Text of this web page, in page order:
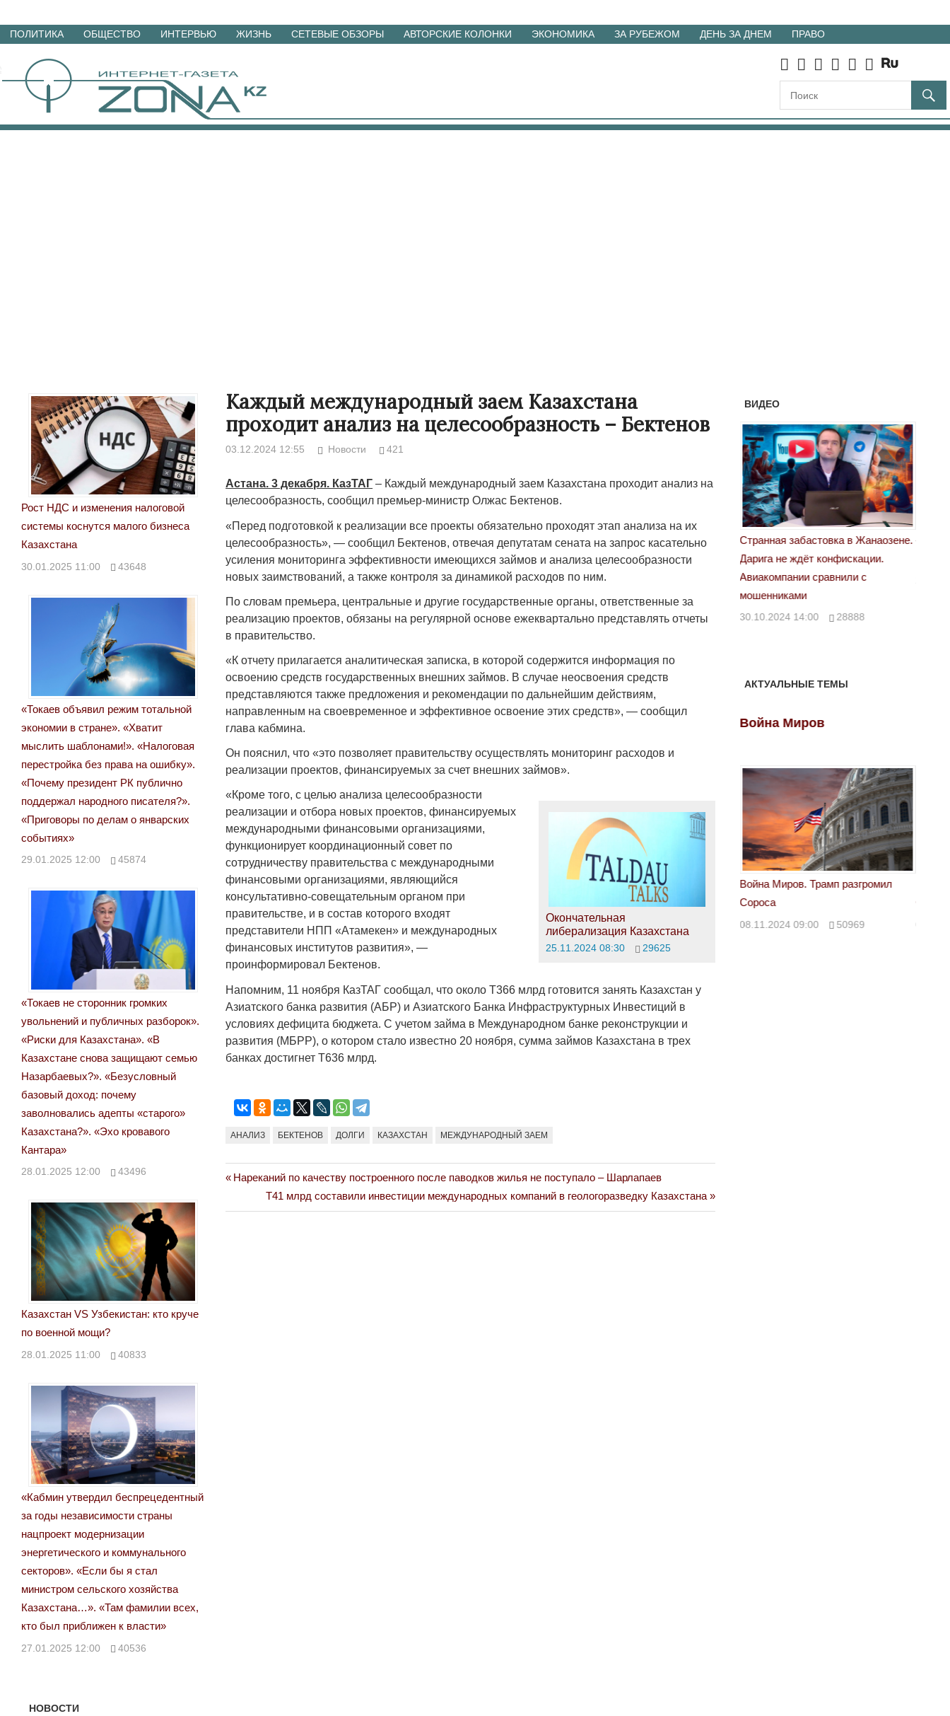
Перейти
материалам
ПОЛИТИКА ОБЩЕСТВО ИНТЕРВЬЮ ЖИЗНЬ СЕТЕВЫЕ ОБЗОРЫ АВТОРСКИЕ КОЛОНКИ ЭКОНОМИКА ЗА РУБЕЖОМ ДЕНЬ ЗА ДНЕМ ПРАВО
Каждый международный заем Казахстана
проходит анализ на целесообразность – Бектенов
03.12.2024 12:55 Новости 421
Астана. 3 декабря. КазТАГ – Каждый международный заем Казахстана проходит анализ на
целесообразность, сообщил премьер-министр Олжас Бектенов.
«Перед подготовкой к реализации все проекты обязательно проходят этап анализа на их
целесообразность», — сообщил Бектенов, отвечая депутатам сената на запрос касательно
усиления мониторинга эффективности имеющихся займов и анализа целесообразности
новых заимствований, а также контроля за динамикой расходов по ним.
По словам премьера, центральные и другие государственные органы, ответственные за
реализацию проектов, обязаны на регулярной основе ежеквартально представлять отчеты
в правительство.
«К отчету прилагается аналитическая записка, в которой содержится информация по
освоению средств государственных внешних займов. В случае неосвоения средств
представляются также предложения и рекомендации по дальнейшим действиям,
направленным на своевременное и эффективное освоение этих средств», — сообщил
глава кабмина.
Он пояснил, что «это позволяет правительству осуществлять мониторинг расходов и
реализации проектов, финансируемых за счет внешних займов».
Окончательная
либерализация Казахстана
25.11.2024 08:30 29625
«Кроме того, с целью анализа целесообразности
реализации и отбора новых проектов, финансируемых
международными финансовыми организациями,
функционирует координационный совет по
сотрудничеству правительства с международными
финансовыми организациями, являющийся
консультативно-совещательным органом при
правительстве, и в состав которого входят
представители НПП «Атамекен» и международных
финансовых институтов развития», —
проинформировал Бектенов.
Напомним, 11 ноября КазТАГ сообщал, что около Т366 млрд готовится занять Казахстан у
Азиатского банка развития (АБР) и Азиатского Банка Инфраструктурных Инвестиций в
условиях дефицита бюджета. С учетом займа в Международном банке реконструкции и
развития (МБРР), о котором стало известно 20 ноября, сумма займов Казахстана в трех
банках достигнет Т636 млрд.
АНАЛИЗ БЕКТЕНОВ ДОЛГИ КАЗАХСТАН МЕЖДУНАРОДНЫЙ ЗАЕМ
Навигация
по
Previous
Нареканий по качеству построенного после паводков жилья не поступало – Шарлапаев
Next
Post:
Т41 млрд составили инвестиции международных компаний в геологоразведку Казахстана
Рост НДС и изменения налоговой
системы коснутся малого бизнеса
Казахстана
30.01.2025 11:00 43648
«Токаев объявил режим тотальной
экономии в стране». «Хватит
мыслить шаблонами!». «Налоговая
перестройка без права на ошибку».
«Почему президент РК публично
поддержал народного писателя?».
«Приговоры по делам о январских
событиях»
29.01.2025 12:00 45874
«Токаев не сторонник громких
увольнений и публичных разборок».
«Риски для Казахстана». «В
Казахстане снова защищают семью
Назарбаевых?». «Безусловный
базовый доход: почему
заволновались адепты «старого»
Казахстана?». «Эхо кровавого
Кантара»
28.01.2025 12:00 43496
Казахстан VS Узбекистан: кто круче
по военной мощи?
28.01.2025 11:00 40833
«Кабмин утвердил беспрецедентный
за годы независимости страны
нацпроект модернизации
энергетического и коммунального
секторов». «Если бы я стал
министром сельского хозяйства
Казахстана…». «Там фамилии всех,
кто был приближен к власти»
27.01.2025 12:00 40536
НОВОСТИ
ВИДЕО
Народ выбрал свет
17.10.2024 17:00 29972
Странная забастовка в Жанаозене.
Дарига не ждёт конфискации.
Авиакомпании сравнили с
30.10.2024 14:00 28888
«Новый Казахстан не говорит всей
правды»
29.10.2024 09:00 39623
АКТУАЛЬНЫЕ ТЕМЫ
Война Миров. Трамп разгромил
08.11.2024 09:00
Война Миров
Война Миров. Трамп разгромил
Сороса
08.11.2024 09:00 50969